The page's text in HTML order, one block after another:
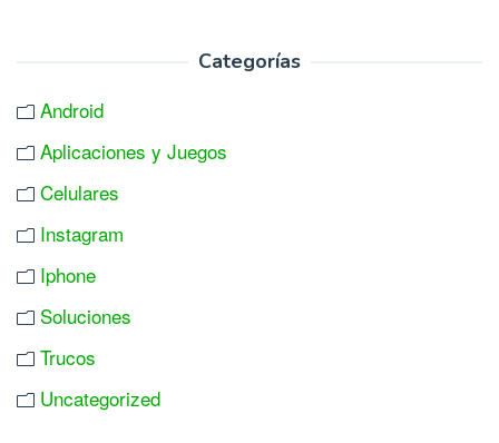
Categorías
Android
Aplicaciones y Juegos
Celulares
Instagram
Iphone
Soluciones
Trucos
Uncategorized